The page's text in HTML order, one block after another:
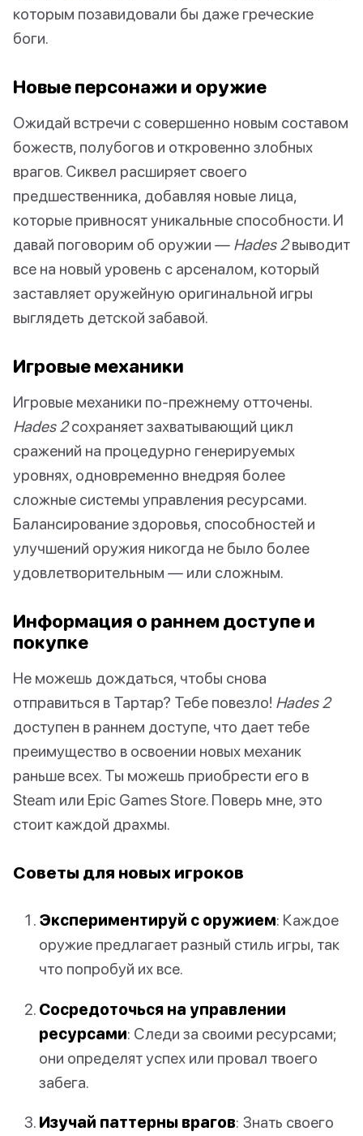
которым позавидовали бы даже греческие
боги.
Новые персонажи и оружие
Ожидай встречи с совершенно новым составом
божеств, полубогов и откровенно злобных
врагов. Сиквел расширяет своего
предшественника, добавляя новые лица,
которые привносят уникальные способности. И
давай поговорим об оружии — Hades 2выводит
все на новый уровень с арсеналом, который
заставляет оружейную оригинальной игры
выглядеть детской забавой.
Игровые механики
Игровые механики по-прежнему отточены.
Hades 2сохраняет захватывающий цикл
сражений на процедурно генерируемых
уровнях, одновременно внедряя более
сложные системы управления ресурсами.
Балансирование здоровья, способностей и
улучшений оружия никогда не было более
удовлетворительным — или сложным.
Информация о раннем доступе и
покупке
Не можешь дождаться, чтобы снова
отправиться в Тартар? Тебе повезло! Hades 2
доступен в раннем доступе, что дает тебе
преимущество в освоении новых механик
раньше всех. Ты можешь приобрести его в
Steam или Epic Games Store. Поверь мне, это
стоит каждой драхмы.
Советы для новых игроков
Экспериментируй с оружием: Каждое
оружие предлагает разный стиль игры, так
что попробуй их все.
Сосредоточься на управлении
ресурсами: Следи за своими ресурсами;
они определят успех или провал твоего
забега.
Изучай паттерны врагов: Знать своего